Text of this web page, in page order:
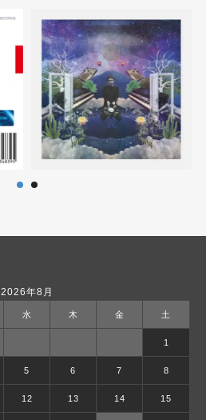
2026年8月
水 木 金 土
1
5 6 7 8
12 13 14 15